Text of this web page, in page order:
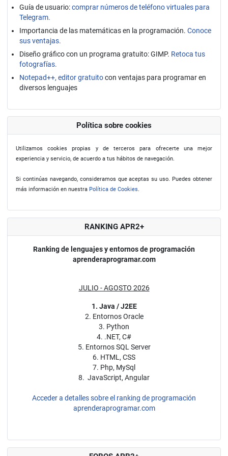
Guía de usuario:comprar números de teléfono virtuales para
Telegram.
Importancia de las matemáticas en la programación. Conoce
sus ventajas.
Diseño gráfico con un programa gratuito: GIMP. Retoca tus
fotografías.
Notepad++, editor gratuitocon ventajas para programar en
diversos lenguajes
Política sobre cookies
Utilizamos cookies propias y de terceros para ofrecerte una mejor
experiencia y servicio, de acuerdo a tus hábitos de navegación.
Si continúas navegando, consideramos que aceptas su uso. Puedes obtener
más información en nuestra Política de Cookies.
RANKING APR2+
Ranking de lenguajes y entornos de programación
aprenderaprogramar.com
JULIO - AGOSTO 2026
1. Java / J2EE
2. Entornos Oracle
3. Python
4. .NET, C#
5. Entornos SQL Server
6. HTML, CSS
7. Php, MySql
8. JavaScript, Angular
Acceder a detalles sobre el ranking de programación
aprenderaprogramar.com